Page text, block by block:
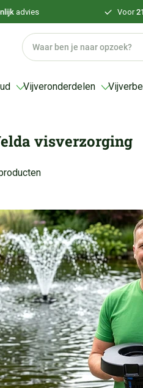
advies Voor
Vijveronderdelen
visverzorging